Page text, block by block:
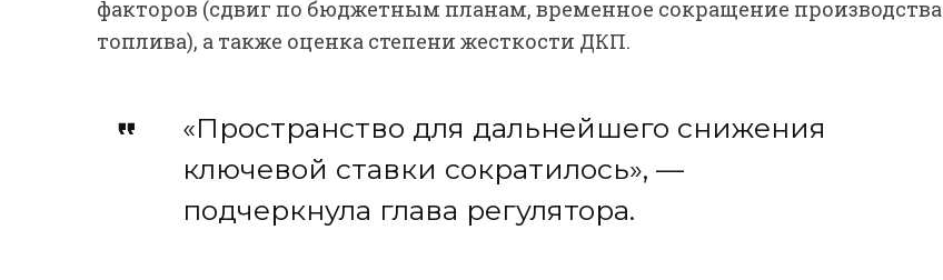
факторов (сдвиг по бюджетным планам, временное сокращение производства
топлива), а также оценка степени жесткости ДКП.
«Пространство для дальнейшего снижения
ключевой ставки сократилось», —
подчеркнула глава регулятора.